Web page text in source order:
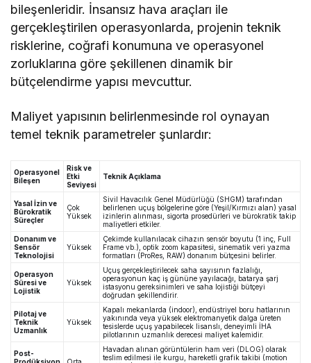
bileşenleridir. İnsansız hava araçları ile
gerçekleştirilen operasyonlarda, projenin teknik
risklerine, coğrafi konumuna ve operasyonel
zorluklarına göre şekillenen dinamik bir
bütçelendirme yapısı mevcuttur.
Maliyet yapısının belirlenmesinde rol oynayan
temel teknik parametreler şunlardır:
Operasyonel
Bileşen
Risk ve
Etki
Seviyesi
Teknik Açıklama
Yasal İzin ve
Bürokratik
Süreçler
Çok
Yüksek
Sivil Havacılık Genel Müdürlüğü (SHGM) tarafından
belirlenen uçuş bölgelerine göre (Yeşil/Kırmızı alan) yasal
izinlerin alınması, sigorta prosedürleri ve bürokratik takip
maliyetleri etkiler.
Donanım ve
Sensör
Teknolojisi
Yüksek
Çekimde kullanılacak cihazın sensör boyutu (1 inç, Full
Frame vb.), optik zoom kapasitesi, sinematik veri yazma
formatları (ProRes, RAW) donanım bütçesini belirler.
Operasyon
Süresi ve
Lojistik
Yüksek
Uçuş gerçekleştirilecek saha sayısının fazlalığı,
operasyonun kaç iş gününe yayılacağı, batarya şarj
istasyonu gereksinimleri ve saha lojistiği bütçeyi
doğrudan şekillendirir.
Pilotaj ve
Teknik
Uzmanlık
Yüksek
Kapalı mekanlarda (indoor), endüstriyel boru hatlarının
yakınında veya yüksek elektromanyetik dalga üreten
tesislerde uçuş yapabilecek lisanslı, deneyimli İHA
pilotlarının uzmanlık derecesi maliyet kalemidir.
Post-
Havadan alınan görüntülerin ham veri (DLOG) olarak
teslim edilmesi ile kurgu, hareketli grafik takibi (motion